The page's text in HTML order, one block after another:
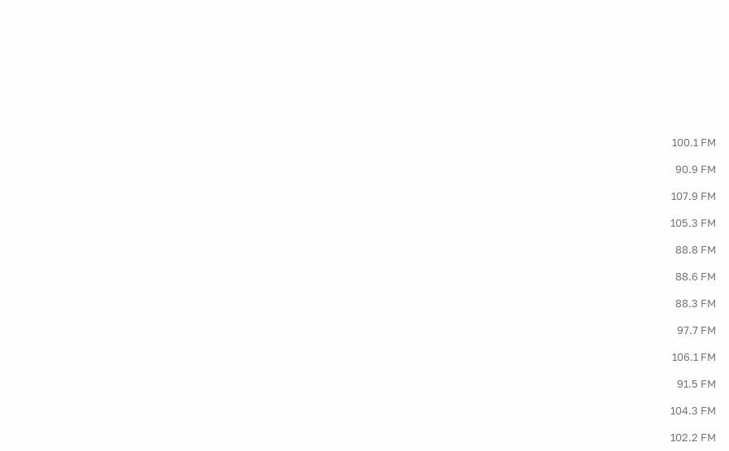
100.1 FM
90.9 FM
107.9 FM
105.3 FM
88.8 FM
88.6 FM
88.3 FM
97.7 FM
106.1 FM
91.5 FM
104.3 FM
102.2 FM